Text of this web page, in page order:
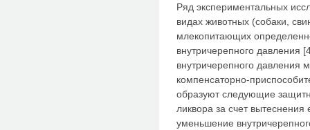
Ряд экспериментальных
видах животных (собаки,
млекопитающих
внутричерепного давления
внутричерепного давления
компенсаторно-
образуют следующие
ликвора за счет вытеснения
уменьшение